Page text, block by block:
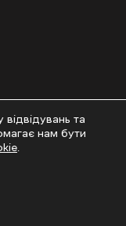
та
нам бути